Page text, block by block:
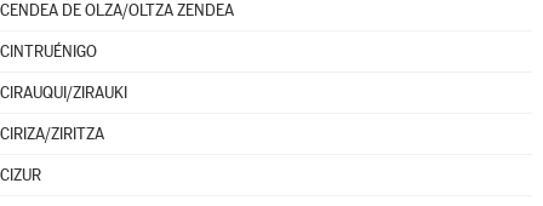
CENDEA DE OLZA/OLTZA ZENDEA
CINTRUÉNIGO
CIRAUQUI/ZIRAUKI
CIRIZA/ZIRITZA
CIZUR